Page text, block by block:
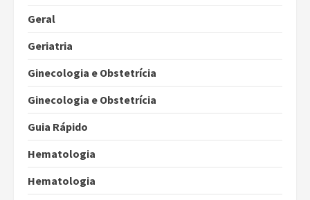
Geral
Geriatria
Ginecologia e Obstetrícia
Ginecologia e Obstetrícia
Guia Rápido
Hematologia
Hematologia